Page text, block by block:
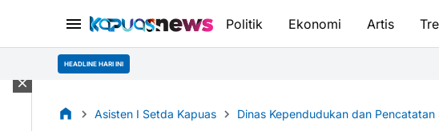
Politik Ekonomi Artis
HEADLINE HARI INI
Asisten I Setda Kapuas Dinas Kependudukan dan Pencatatan